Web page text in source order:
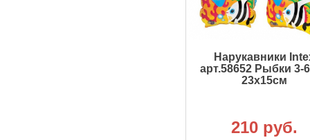
Нарукавники
арт.58652 Рыбки 3-
23х15см
210 руб.